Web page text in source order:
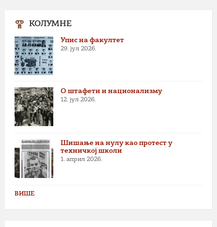
КОЛУМНЕ
Упис на факултет
29. јул 2026.
О штафети и национализму
12. јул 2026.
Шишање на нулу као протест у
техничкој школи
1. април 2026.
ВИШЕ